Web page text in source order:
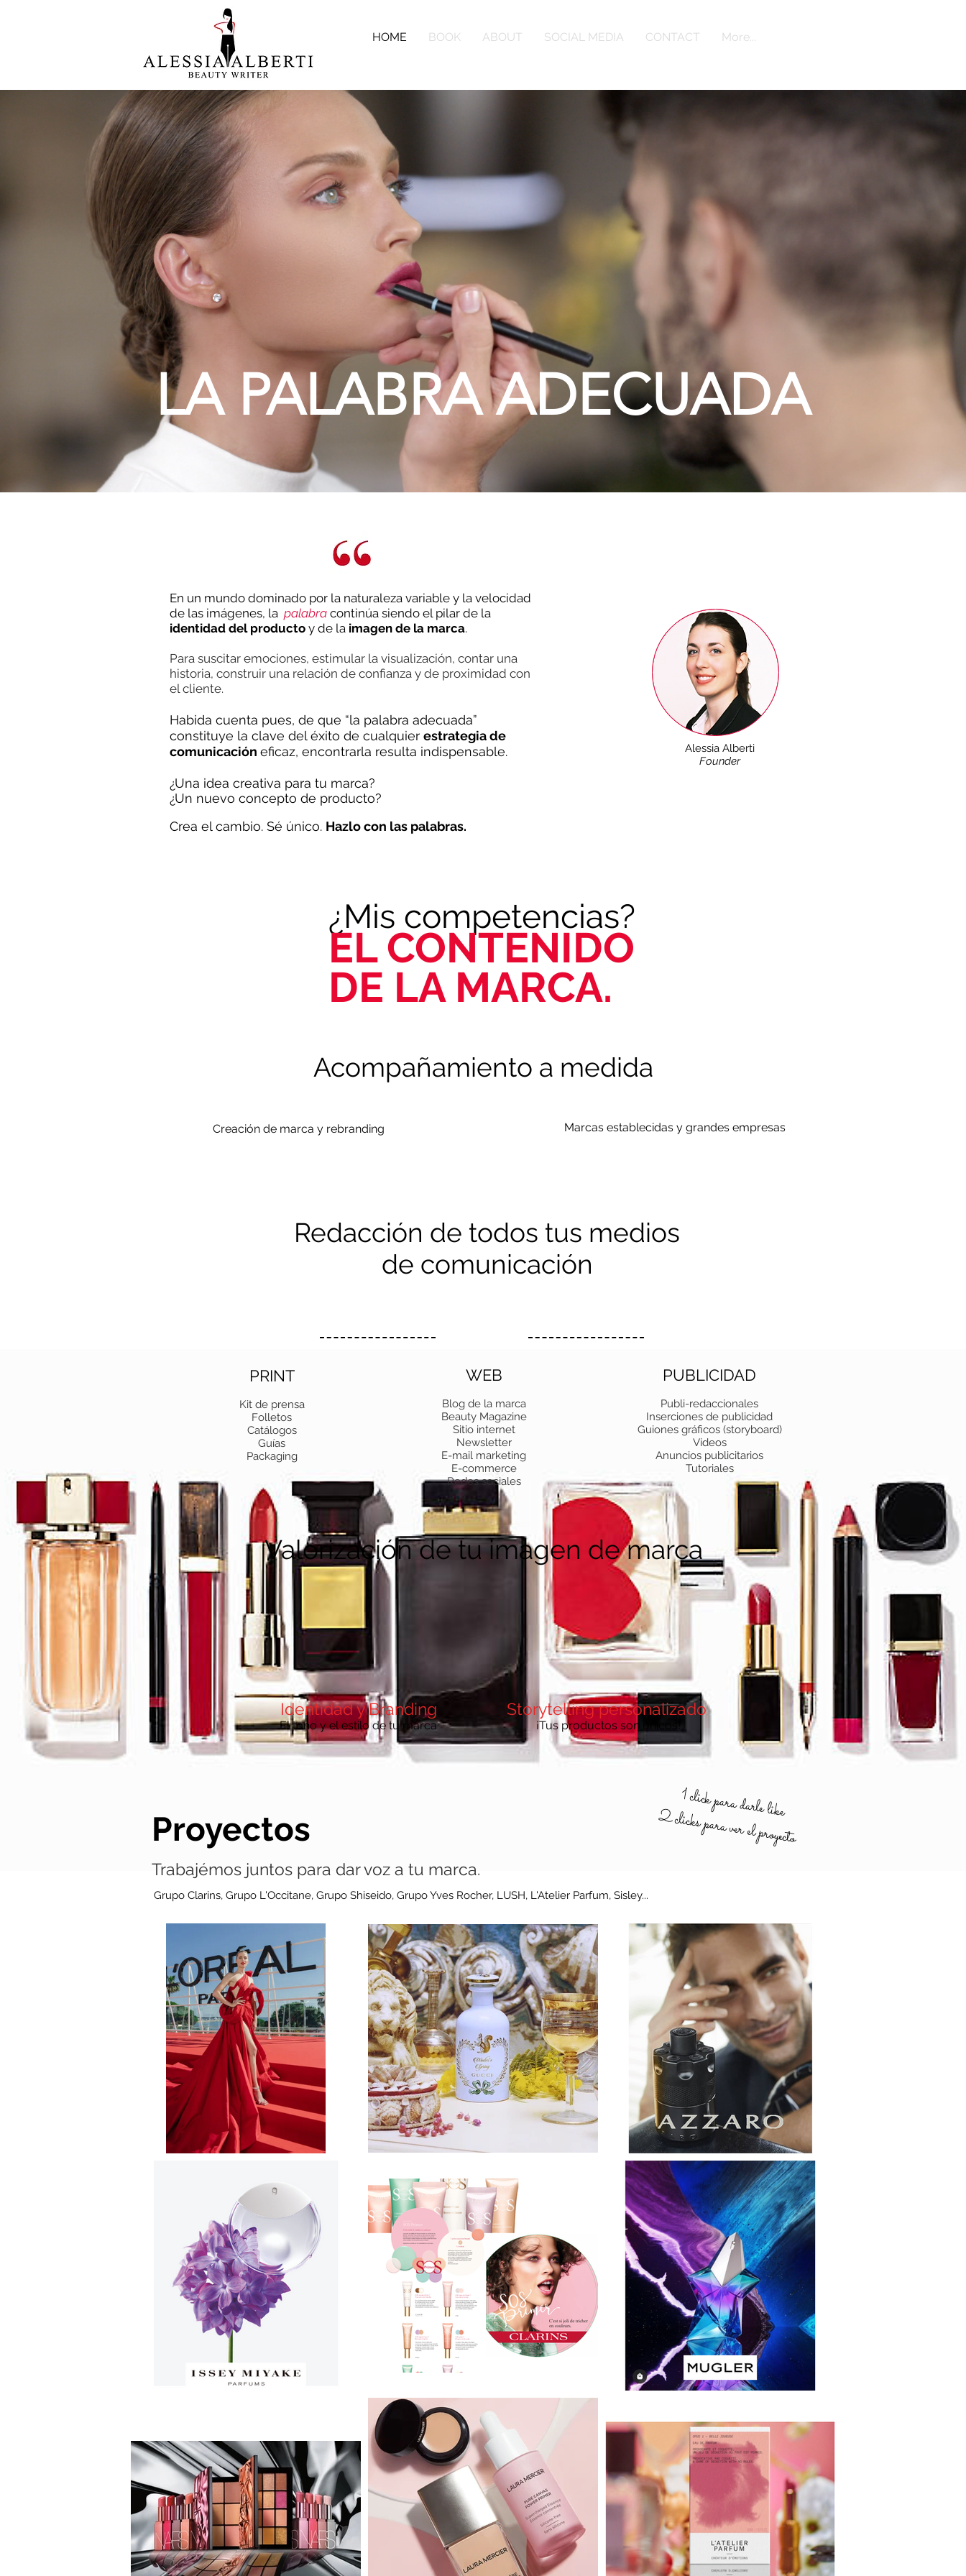
HOME BOOK ABOUT SOCIAL MEDIA CONTACT More...
LA PALABRA ADECUADA
En un mundo dominado por la naturaleza variable y la velocidad
de las imágenes, la palabra continúa siendo el pilar de la
identidad del producto y de la imagen de la marca.
Para suscitar emociones, estimular la visualización, contar una
historia, construir una relación de confianza y de proximidad con
el cliente.
Habida cuenta pues, de que “la palabra adecuada”
constituye la clave del éxito de cualquier estrategia de
comunicación eficaz, encontrarla resulta indispensable.
¿Una idea creativa para tu marca?
¿Un nuevo concepto de producto?
Crea el cambio. Sé único. Hazlo con las palabras.
Alessia Alberti
Founder
¿Mis competencias?
EL CONTENIDO
DE LA MARCA.
Acompañamiento a medida
Creación de marca y rebranding Marcas establecidas y grandes empresas
Redacción de todos tus medios
de comunicación
PRINT
Kit de prensa
Folletos
Catálogos
Guías
Packaging
WEB
Blog de la marca
Beauty Magazine
Sitio internet
Newsletter
E-mail marketing
E-commerce
Redes sociales
PUBLICIDAD
Publi-redaccionales
Inserciones de publicidad
Guiones gráficos (storyboard)
Videos
Anuncios publicitarios
Tutoriales
Valorización de tu imagen de marca
Identidad y Branding
El tono y el estilo de tu marca
Storytelling personalizado
¡Tus productos son únicos!
Proyectos
1 click para darle like
2 clicks para ver el proyecto
Trabajémos juntos para dar voz a tu marca.
Grupo Clarins, Grupo L'Occitane, Grupo Shiseido, Grupo Yves Rocher, LUSH, L'Atelier Parfum, Sisley...